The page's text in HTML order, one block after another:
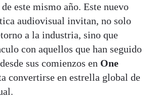
de este mismo año. Este nuevo
audiovisual invitan, no solo
a la industria, sino que
con aquellos que han seguido
sus comienzos en One
convertirse en estrella global de